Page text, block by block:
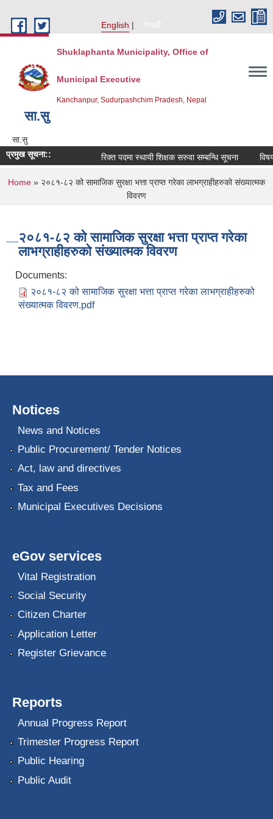
English
नेपाली
Shuklaphanta Municipality, Office of
Municipal Executive
Kanchanpur, Sudurpashchim Pradesh, Nepal
सा‍.सु
सा‍.सु
प्रमुख सूचना::
रिक्त पदमा स्थायी शिक्षक सरुवा सम्बन्धि सूचना
You are here
Home » २०८१-८२ को सामाजिक सुरक्षा भत्ता प्राप्त गरेका लाभग्राहीहरुको संख्यात्मक
विवरण
२०८१-८२ को सामाजिक सुरक्षा भत्ता प्राप्त गरेका
लाभग्राहीहरुको संख्यात्मक विवरण
Documents:
२०८१-८२ को सामाजिक सुरक्षा भत्ता प्राप्त गरेका लाभग्राहीहरुको
संख्यात्मक विवरण.pdf
Notices
News and Notices
Public Procurement/ Tender Notices
Act, law and directives
Tax and Fees
Municipal Executives Decisions
eGov services
Vital Registration
Social Security
Citizen Charter
Application Letter
Register Grievance
Reports
Annual Progress Report
Trimester Progress Report
Public Hearing
Public Audit